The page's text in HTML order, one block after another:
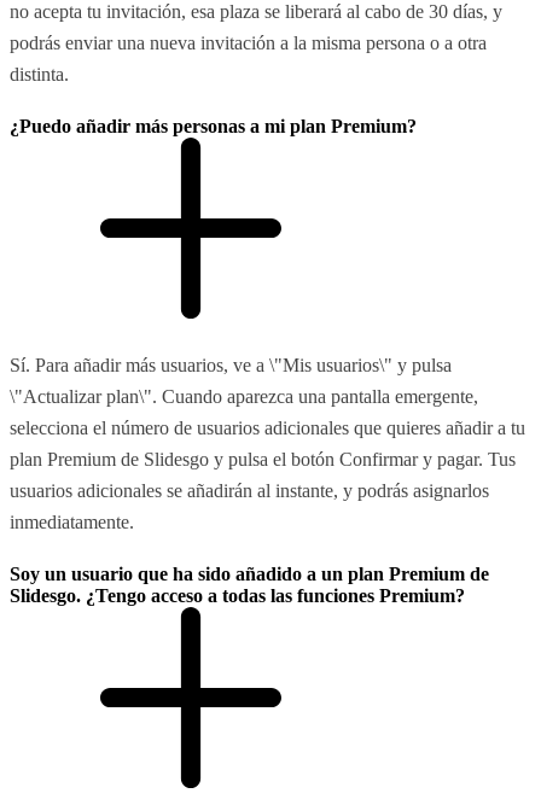
no acepta tu invitación, esa plaza se liberará al cabo de 30 días, y
podrás enviar una nueva invitación a la misma persona o a otra
distinta.
¿Puedo añadir más personas a mi plan Premium?
Sí. Para añadir más usuarios, ve a \"Mis usuarios\" y pulsa
\"Actualizar plan\". Cuando aparezca una pantalla emergente,
selecciona el número de usuarios adicionales que quieres añadir a tu
plan Premium de Slidesgo y pulsa el botón Confirmar y pagar. Tus
usuarios adicionales se añadirán al instante, y podrás asignarlos
inmediatamente.
Soy un usuario que ha sido añadido a un plan Premium de
Slidesgo. ¿Tengo acceso a todas las funciones Premium?